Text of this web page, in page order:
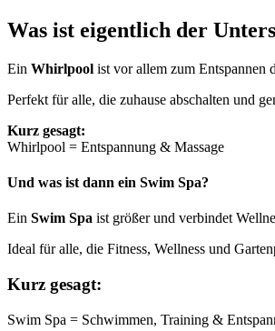
Was ist eigentlich der
Ein Whirlpool ist vor allem zum Entspannen
Perfekt für alle, die zuhause abschalten und
Kurz gesagt:
Whirlpool = Entspannung & Massage
Und was ist dann ein Swim Spa?
Ein Swim Spa ist größer und verbindet
Ideal für alle, die Fitness, Wellness und
Kurz gesagt:
Swim Spa = Schwimmen, Training &